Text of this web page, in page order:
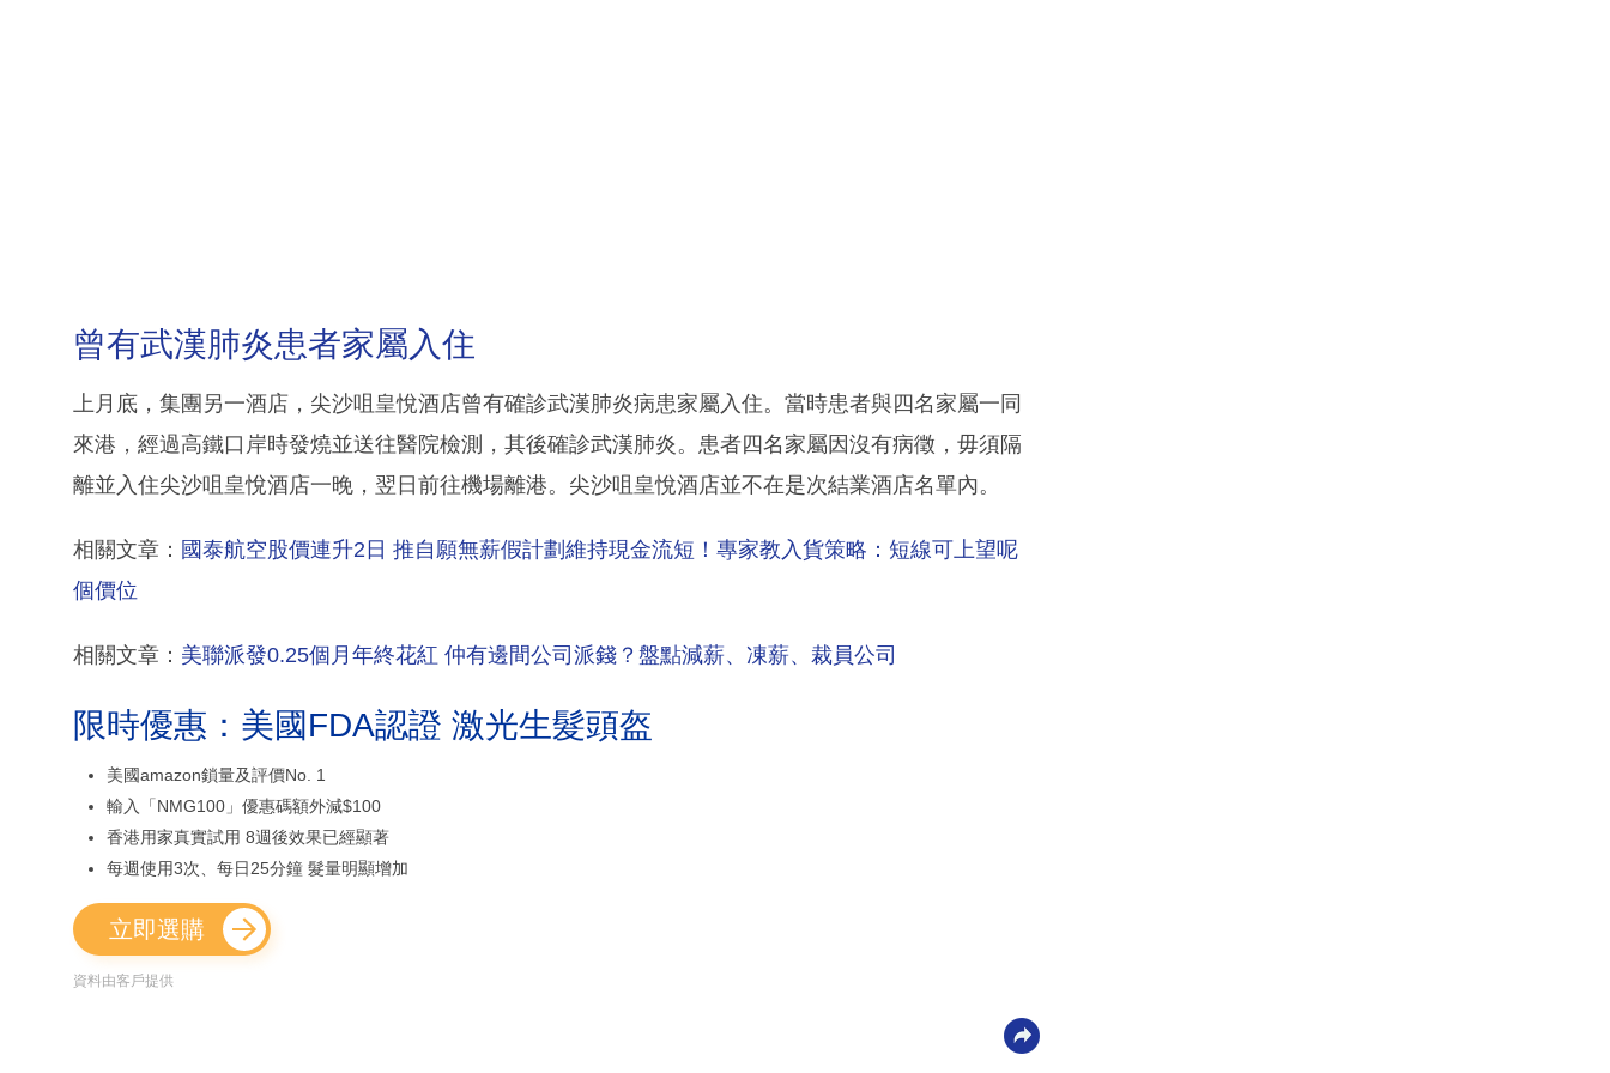
曾有武漢肺炎患者家屬入住
上月底，集團另一酒店，尖沙咀皇悅酒店曾有確診武漢肺炎病患家屬入住。當時患者與四名家屬一同
來港，經過高鐵口岸時發燒並送往醫院檢測，其後確診武漢肺炎。患者四名家屬因沒有病徵，毋須隔
離並入住尖沙咀皇悅酒店一晚，翌日前往機場離港。尖沙咀皇悅酒店並不在是次結業酒店名單內。
相關文章： 國泰航空股價連升2日 推自願無薪假計劃維持現金流短！專家教入貨策略：短線可上望呢
個價位
相關文章： 美聯派發0.25個月年終花紅 仲有邊間公司派錢？盤點減薪、凍薪、裁員公司
限時優惠：美國FDA認證 激光生髮頭盔
美國amazon鎖量及評價No. 1
輸入「NMG100」優惠碼額外減$100
香港用家真實試用 8週後效果已經顯著
每週使用3次、每日25分鐘 髮量明顯增加
立即選購
資料由客戶提供